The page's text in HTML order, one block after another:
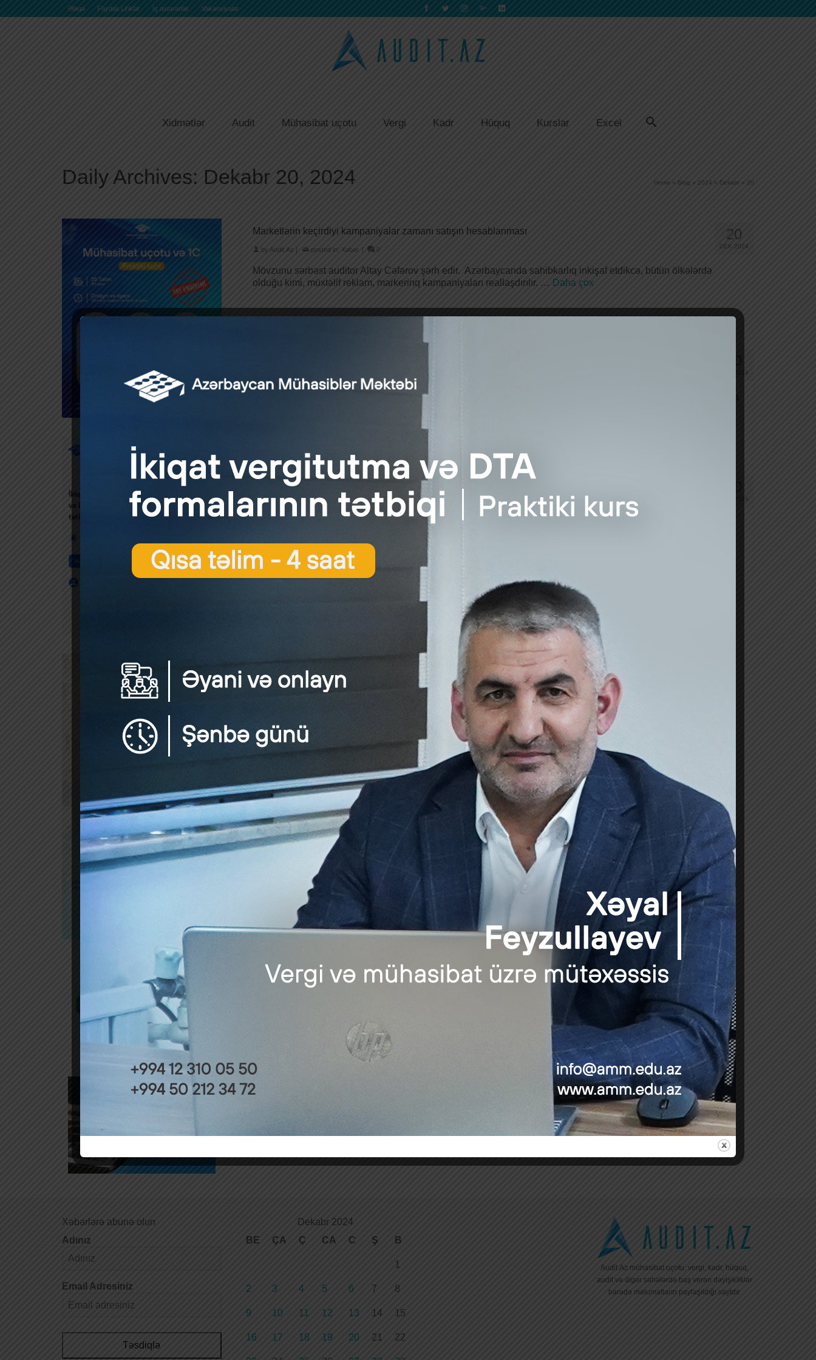
Əlaqə Faydalı Linklər İş axtaranlar Vakansiyalar
Xidmətlər Audit Mühasibat uçotu Vergi Kadr Hüquq Kurslar Excel
Daily Archives: Dekabr 20, 2024 Home » Blog » 2024 » Dekabr » 20
20
DEK 2024
Marketlərin keçirdiyi kampaniyalar zamanı satışın hesablanması
by Audit.Az | posted in: Xəbər | 0
Mövzunu sərbəst auditor Altay Cəfərov şərh edir. Azərbaycanda sahibkarlıq inkişaf etdikcə, bütün ölkələrdə
olduğu kimi, müxtəlif reklam, markerinq kampaniyaları reallaşdırılır. … Daha çox
DEK 2024
Nazirlər Kabinetinin Qərarına əsasən, “Bazar iştirakçılarına dair meyarlar və onlar tərəfindən təmin edilən mallarla
DEK 2024
Strateji əhəmiyyətli malların monitorinqi qaydası təsdiq edilib
by Audit.Az | posted in:Xəbər | 0
Nazirlər Kabinetinin Qərarına əsasən, “Strateji əhəmiyyətli malların monitorinqi qaydası və həmin mallar üzrə
Xəbərlərə abunə olun
Adınız
Email Adresiniz
Təsdiqlə
Dekabr 2024
BE
ÇA Ç CA C Ş B
1
2 3 4 5 6 7 8
9 10 11 12 13 14 15
16 17 18 19 20 21 22
Audit.Az mühasibat uçotu, vergi, kadr, hüquq,
audit və digər sahələrdə baş verən dəyişikliklər
barədə məlumatların paylaşıldığı saytdır